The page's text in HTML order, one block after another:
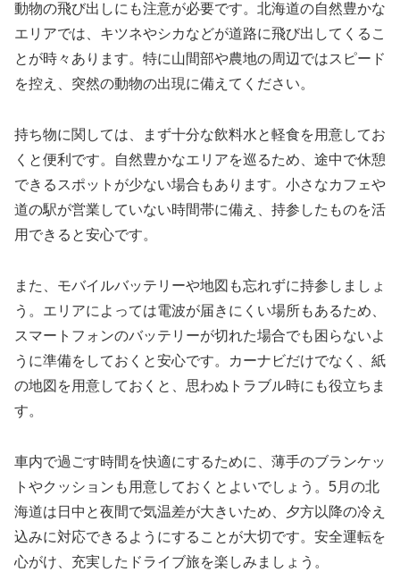
動物の飛び出しにも注意が必要です。北海道の自然豊かな
エリアでは、キツネやシカなどが道路に飛び出してくるこ
とが時々あります。特に山間部や農地の周辺ではスピード
を控え、突然の動物の出現に備えてください。
持ち物に関しては、まず十分な飲料水と軽食を用意してお
くと便利です。自然豊かなエリアを巡るため、途中で休憩
できるスポットが少ない場合もあります。小さなカフェや
道の駅が営業していない時間帯に備え、持参したものを活
用できると安心です。
また、モバイルバッテリーや地図も忘れずに持参しましょ
う。エリアによっては電波が届きにくい場所もあるため、
スマートフォンのバッテリーが切れた場合でも困らないよ
うに準備をしておくと安心です。カーナビだけでなく、紙
の地図を用意しておくと、思わぬトラブル時にも役立ちま
す。
車内で過ごす時間を快適にするために、薄手のブランケッ
トやクッションも用意しておくとよいでしょう。5月の北
海道は日中と夜間で気温差が大きいため、夕方以降の冷え
込みに対応できるようにすることが大切です。安全運転を
心がけ、充実したドライブ旅を楽しみましょう。